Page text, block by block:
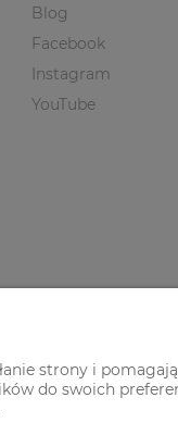
Blog
Facebook
Instagram
YouTube
strony i
do swoich